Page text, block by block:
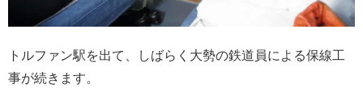
トルファン駅を出て、しばらく大勢の鉄道員による保線工
事が続きます。